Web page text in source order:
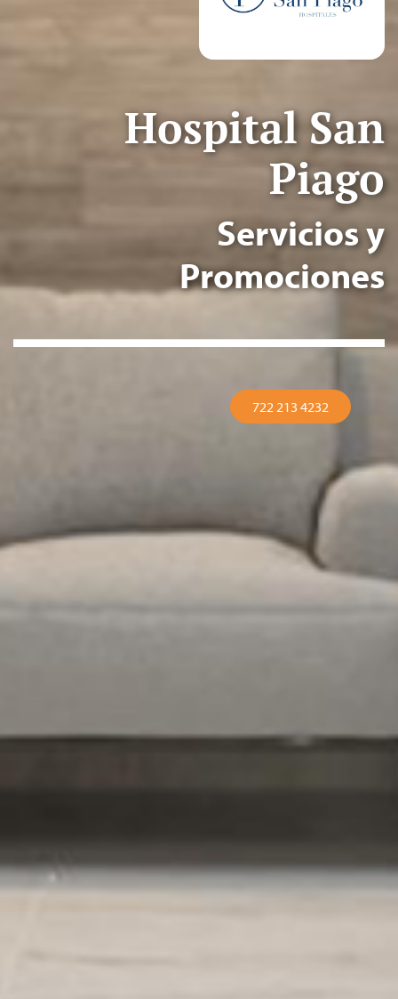
Hospital San
Piago
Servicios y
Promociones
722 213 4232